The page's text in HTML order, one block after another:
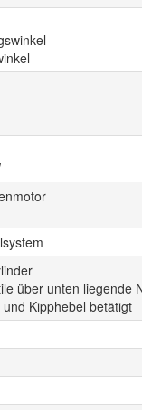
über unten liegende
Kipphebel betätigt